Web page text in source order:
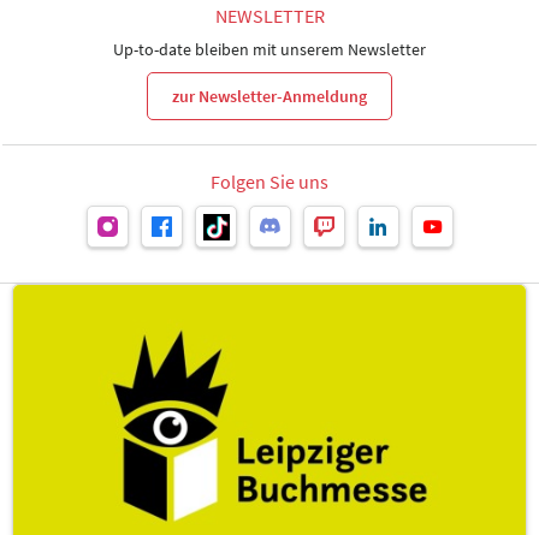
NEWSLETTER
Up-to-date bleiben mit unserem Newsletter
zur Newsletter-Anmeldung
Folgen Sie uns